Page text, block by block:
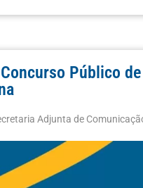
Público
Adjunta de